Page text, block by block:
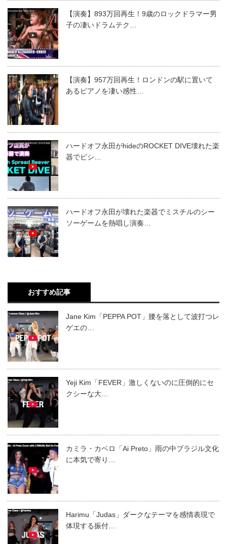
【演奏】893万回再生！9歳のロックドラマー男
子の凄いドラムテク…
【演奏】957万回再生！ロンドンの駅に置いて
あるピアノを凄い感性…
ハードオフ永田がhideのROCKET DIVE壊れた楽
器でビシ…
ハードオフ永田が壊れた楽器でミスチルのシー
ソーゲームを熱唱し演奏…
おすすめ記事
Jane Kim「PEPPA POT」腰を落として波打つレ
ゲエの…
Yeji Kim「FEVER」激しくないのに圧倒的にセ
クシーな大…
カミラ・カベロ「Ai Preto」雨の中ブラジル文化
に本気で寄り…
Harimu「Judas」ダークなテーマを感情表現で
体現する振付…